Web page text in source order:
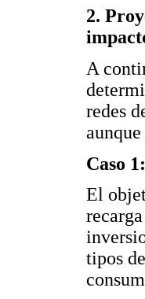
2.
A
redes
Caso
El
tipos